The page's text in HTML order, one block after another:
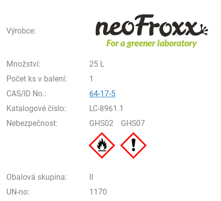
Výrobce:
Množství:
25 L
Počet ks v balení:
1
CAS/ID No.:
64-17-5
Katalogové číslo:
LC-8961.1
Nebezpečnost:
GHS02 GHS07
Obalová skupina:
II
UN-no:
1170